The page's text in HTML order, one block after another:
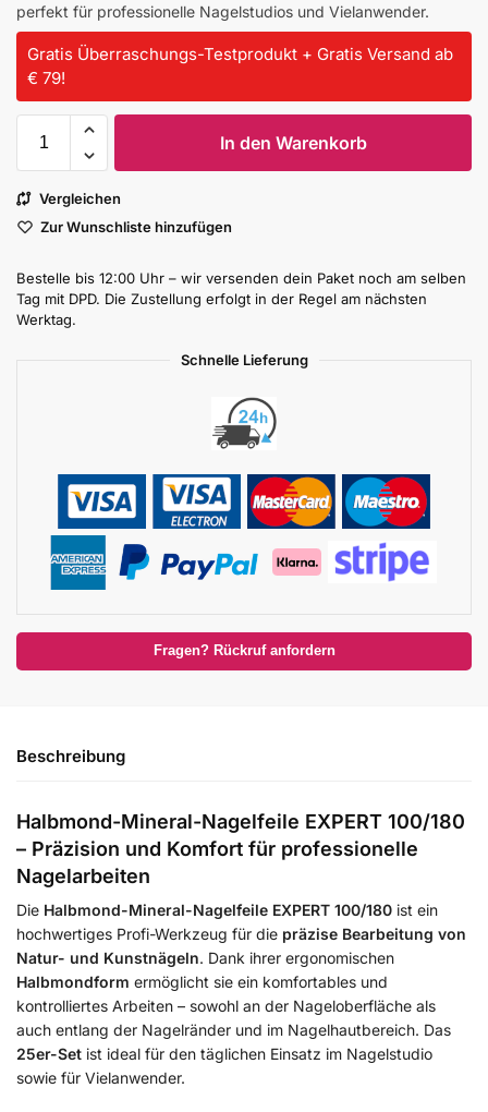
perfekt für professionelle Nagelstudios und Vielanwender.
Gratis Überraschungs-Testprodukt + Gratis Versand ab
€ 79!
In den Warenkorb
Vergleichen
Zur Wunschliste hinzufügen
Bestelle bis 12:00 Uhr – wir versenden dein Paket noch am selben
Tag mit DPD. Die Zustellung erfolgt in der Regel am nächsten
Werktag.
Schnelle Lieferung
Fragen? Rückruf anfordern
Beschreibung
Halbmond-Mineral-Nagelfeile EXPERT 100/180
– Präzision und Komfort für professionelle
Nagelarbeiten
Die Halbmond-Mineral-Nagelfeile EXPERT 100/180 ist ein
hochwertiges Profi-Werkzeug für die präzise Bearbeitung von
Natur- und Kunstnägeln. Dank ihrer ergonomischen
Halbmondform ermöglicht sie ein komfortables und
kontrolliertes Arbeiten – sowohl an der Nageloberfläche als
auch entlang der Nagelränder und im Nagelhautbereich. Das
25er-Set ist ideal für den täglichen Einsatz im Nagelstudio
sowie für Vielanwender.